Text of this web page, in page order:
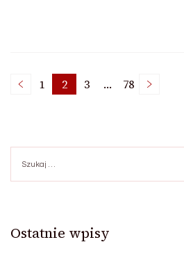
Stronicowanie
wpisów
Strona
1 Strona
2 Strona
3 … Strona
78
Ostatnie wpisy